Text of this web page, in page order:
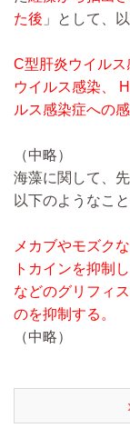
た後 」として、
C型肝炎ウイルス
ウイルス感染、
ルス感染症への
（中略）
海藻に関して、
以下のようなこ
メカブやモズク
トカインを抑制
などのグリフィ
のを抑制する。
（中略）